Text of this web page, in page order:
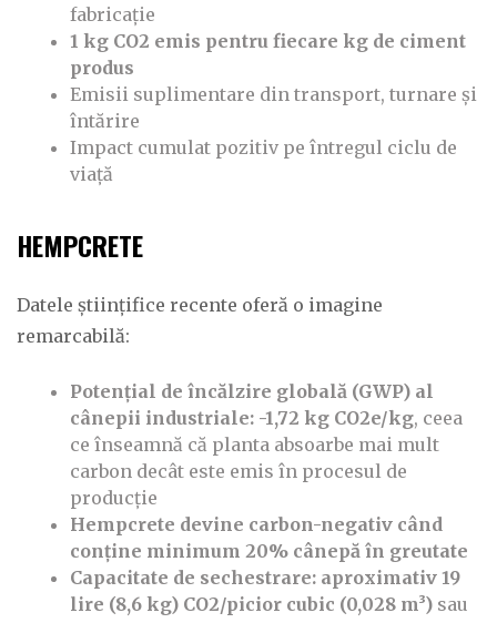
fabricație
1 kg CO2 emis pentru fiecare kg de ciment
produs
Emisii suplimentare din transport, turnare și
întărire
Impact cumulat pozitiv pe întregul ciclu de
viață
HEMPCRETE
Datele științifice recente oferă o imagine
remarcabilă:
Potențial de încălzire globală (GWP) al
cânepii industriale: -1,72 kg CO2e/kg, ceea
ce înseamnă că planta absoarbe mai mult
carbon decât este emis în procesul de
producție
Hempcrete devine carbon-negativ când
conține minimum 20% cânepă în greutate
Capacitate de sechestrare: aproximativ 19
lire (8,6 kg) CO2/picior cubic (0,028 m³) sau